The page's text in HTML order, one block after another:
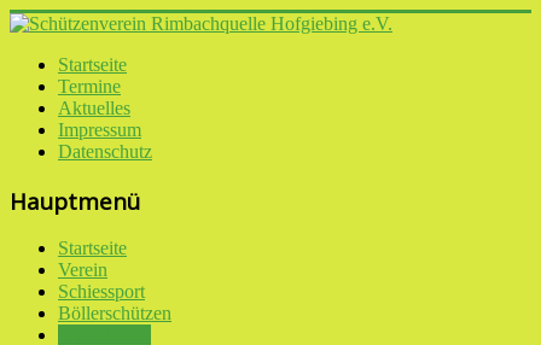
Startseite
Termine
Aktuelles
Impressum
Datenschutz
Hauptmenü
Startseite
Verein
Schiessport
Böllerschützen